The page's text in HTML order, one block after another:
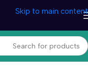
Skip to main content
עמוד הבית/בית ומטבח/